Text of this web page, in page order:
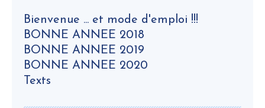
Bienvenue ... et mode d'emploi !!!
BONNE ANNEE 2018
BONNE ANNEE 2019
BONNE ANNEE 2020
Texts